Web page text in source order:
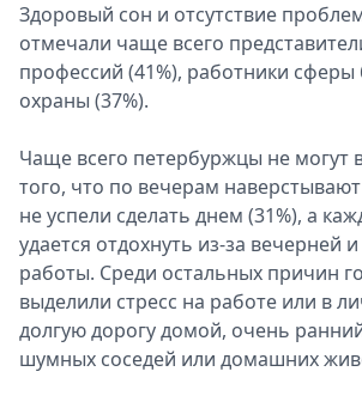
Здоровый сон и отсутствие
отмечали чаще всего
профессий (41%), работники сферы
охраны (37%).
Чаще всего петербуржцы не могут
того, что по вечерам
не успели сделать днем (31%), а
удается отдохнуть из-за вечерней
работы. Среди остальных причин
выделили стресс на работе или в
долгую дорогу домой, очень
шумных соседей или домашних